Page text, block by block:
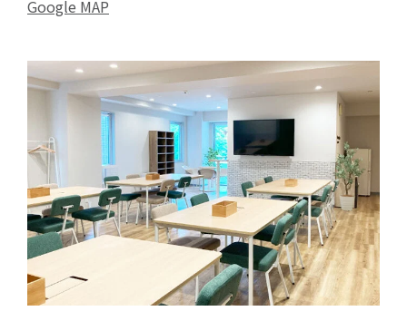
Google MAP